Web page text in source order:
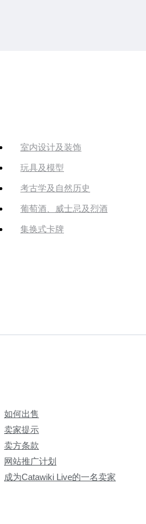
室内设计及装饰
玩具及模型
考古学及自然历史
葡萄酒、威士忌及烈酒
集换式卡牌
如何出售
卖家提示
卖方条款
网站推广计划
成为Catawiki Live的一名卖家